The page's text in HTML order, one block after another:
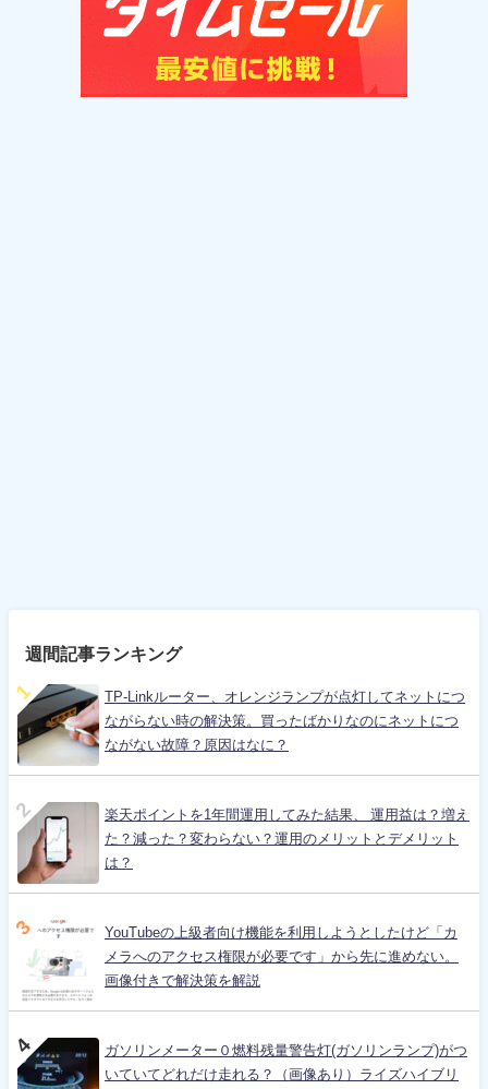
週間記事ランキング
TP-Linkルーター、オレンジランプが点灯してネットにつ
ながらない時の解決策。買ったばかりなのにネットにつ
ながない故障？原因はなに？
楽天ポイントを1年間運用してみた結果、 運用益は？増え
た？減った？変わらない？運用のメリットとデメリット
は？
YouTubeの上級者向け機能を利用しようとしたけど「カ
メラへのアクセス権限が必要です」から先に進めない。
画像付きで解決策を解説
ガソリンメーター０燃料残量警告灯(ガソリンランプ)がつ
いていてどれだけ走れる？（画像あり）ライズハイブリ